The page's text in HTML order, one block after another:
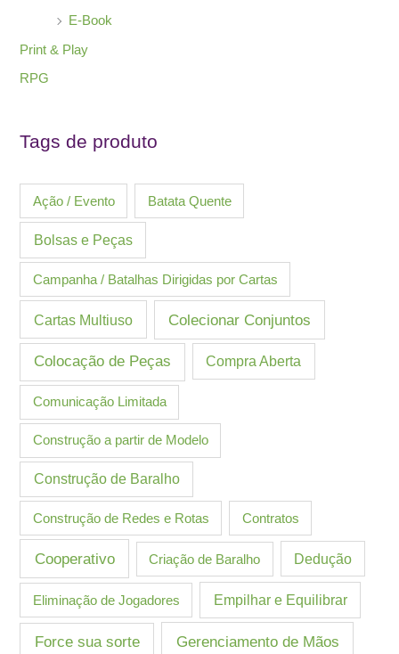
E-Book
Print & Play
RPG
Tags de produto
Ação / Evento Batata Quente
Bolsas e Peças
Campanha / Batalhas Dirigidas por Cartas
Cartas Multiuso Colecionar Conjuntos
Colocação de Peças Compra Aberta
Comunicação Limitada
Construção a partir de Modelo
Construção de Baralho
Construção de Redes e Rotas Contratos
Cooperativo Criação de Baralho Dedução
Eliminação de Jogadores Empilhar e Equilibrar
Force sua sorte Gerenciamento de Mãos